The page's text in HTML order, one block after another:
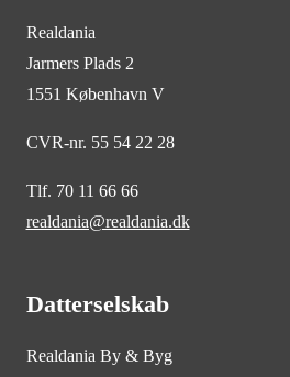
Realdania
Jarmers Plads 2
1551 København V
CVR-nr. 55 54 22 28
Tlf. 70 11 66 66
realdania@realdania.dk
Datterselskab
Realdania By & Byg